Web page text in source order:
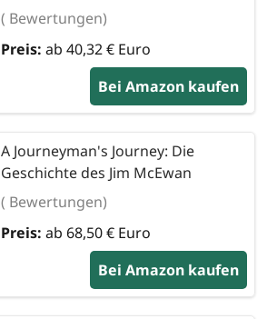
( Bewertungen)
Preis: ab 40,32 € Euro
Bei Amazon kaufen
A Journeyman's Journey: Die
Geschichte des Jim McEwan
( Bewertungen)
Preis: ab 68,50 € Euro
Bei Amazon kaufen